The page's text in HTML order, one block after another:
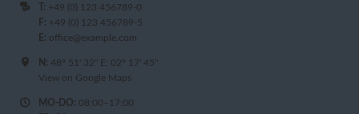
T: +49 (0) 123 456789-0
F: +49 (0) 123 456789-5
E: office@example.com
N: 48º 51' 32" E: 02º 17' 45"
View on Google Maps
MO-DO: 08:00–17:00